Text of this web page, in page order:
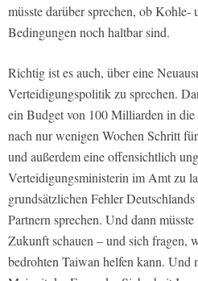
müsste darüber sprechen, ob Kohle-
Bedingungen noch haltbar sind.
Richtig ist es auch, über eine
Verteidigungspolitik zu sprechen.
ein Budget von 100 Milliarden in die
nach nur wenigen Wochen Schritt
und außerdem eine offensichtlich
Verteidigungsministerin im Amt zu
grundsätzlichen Fehler
Partnern sprechen. Und dann
Zukunft schauen – und sich fragen,
bedrohten Taiwan helfen kann. Und